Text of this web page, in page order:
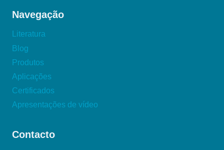
Navegação
Literatura
Blog
Produtos
Aplicações
Certificados
Apresentações de vídeo
Contacto